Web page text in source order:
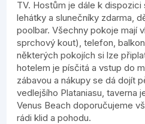
TV. Hostům je dále k dispozici
lehátky a slunečníky zdarma,
poolbar. Všechny pokoje mají
sprchový kout), telefon,
některých pokojích si lze
hotelem je písčitá a vstup do
zábavou a nákupy se dá dojít
vedlejšího Plataniasu, taverna
Venus Beach doporučujeme
rádi klid a pohodu.